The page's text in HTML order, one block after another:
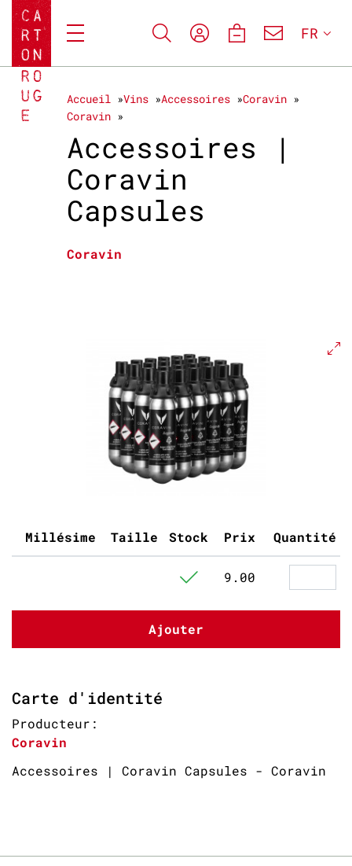
FR
Accueil Vins Accessoires
Coravin
Coravin
Accessoires |
Coravin
Capsules
Coravin
Millésime Taille Stock Prix Quantité
9.00
Ajouter
Carte d'identité
Producteur:
Coravin
Accessoires | Coravin Capsules - Coravin